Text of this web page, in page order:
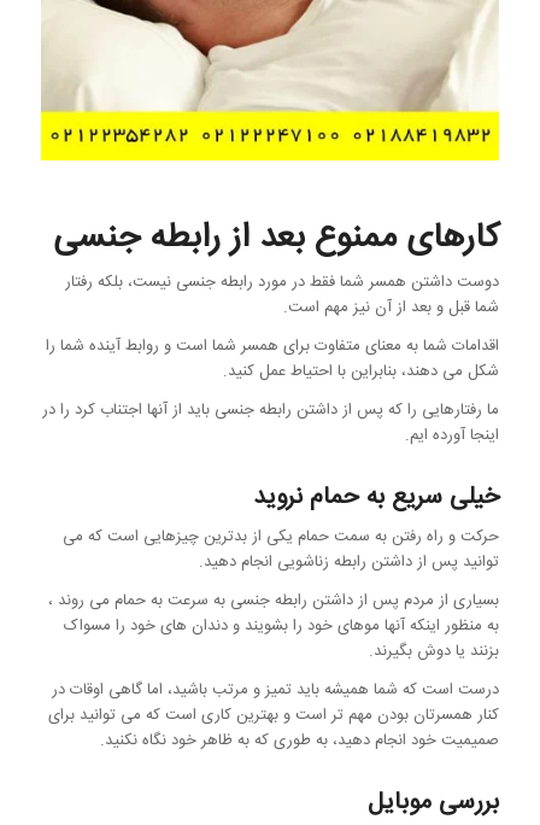
کارهای ممنوع بعد از رابطه جنسی
دوست داشتن همسر شما فقط در مورد رابطه جنسی نیست، بلکه رفتار
شما قبل و بعد از آن نیز مهم است.
اقدامات شما به معنای متفاوت برای همسر شما است و روابط آینده شما را
شکل می دهند، بنابراین با احتیاط عمل کنید.
ما رفتارهایی را که پس از داشتن رابطه جنسی باید از آنها اجتناب کرد را در
اینجا آورده ایم.
خیلی سریع به حمام نروید
حرکت و راه رفتن به سمت حمام یکی از بدترین چیزهایی است که می
توانید پس از داشتن رابطه زناشویی انجام دهید.
بسیاری از مردم پس از داشتن رابطه جنسی به سرعت به حمام می روند ،
به منظور اینکه آنها موهای خود را بشویند و دندان های خود را مسواک
بزنند یا دوش بگیرند.
درست است که شما همیشه باید تمیز و مرتب باشید، اما گاهی اوقات در
کنار همسرتان بودن مهم تر است و بهترین کاری است که می توانید برای
صمیمیت خود انجام دهید، به طوری که به ظاهر خود نگاه نکنید.
بررسی موبایل